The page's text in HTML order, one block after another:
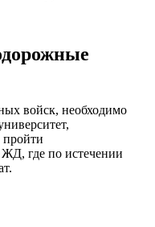
войск, необходимо
где по истечении